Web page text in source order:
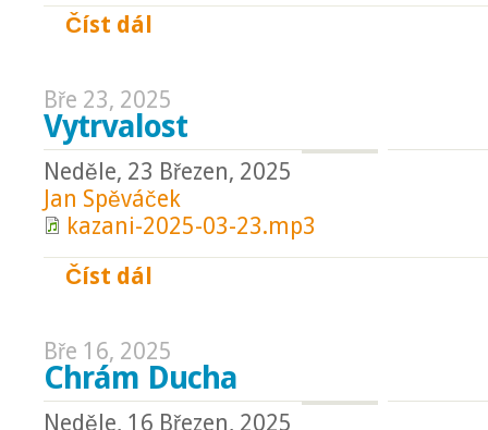
Číst dál
Bře 23, 2025
Vytrvalost
Neděle, 23 Březen, 2025
Jan Spěváček
kazani-2025-03-23.mp3
Číst dál
Bře 16, 2025
Chrám Ducha
Neděle, 16 Březen, 2025